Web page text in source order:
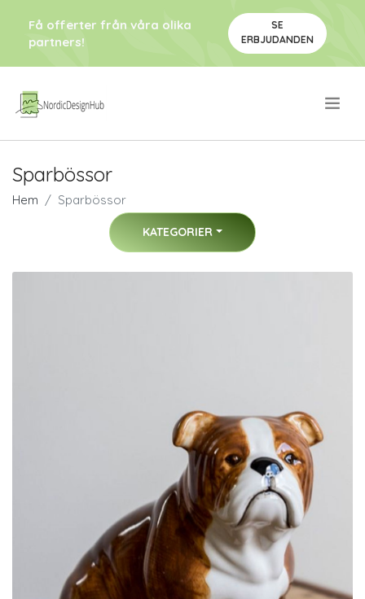
Få offerter från våra olika
partners!
SE
ERBJUDANDEN
Sparbössor
Hem Sparbössor
KATEGORIER